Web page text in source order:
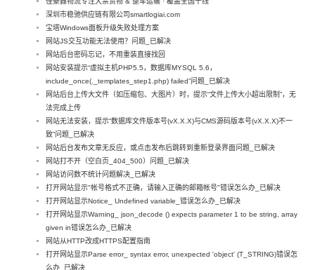
深圳市稳驰供应链有限公司smartlogiai.com
宝塔Windows面板升级失败处理方案
网站JS交互功能无法使用？问题_已解决
网站后台密码忘记，不用重装直接找回
网站安装提示“虚拟主机PHP5.5，数据库MYSQL 5.6，
include_once(._templates_step1.php) failed”问题_已解决
网站后台上传大文件（如压缩包、大图片）时，提示“文件上传大小超出限制”，无
法完成上传
网站无法安装，提示“数据库文件版本号(vX.X.X)与CMS源码版本号(vX.X.X)不一
致”问题_已解决
网站后台发布文章无反应，或点击发布后跳转到重新登录界面问题_已解决
网站打不开（空白页_404_500）问题_已解决
网站访问数不统计问题解决_已解决
打开网站显示"帐号格式不正确，请输入正确的邮箱帐号"错误怎么办_已解决
打开网站显示Notice_ Undefined variable_错误怎么办_已解决
打开网站显示Warning_ json_decode () expects parameter 1 to be string, array
given in错误怎么办_已解决
网站从HTTP改成HTTPS配置指南
打开网站显示Parse error_ syntax error, unexpected 'object' (T_STRING)错误怎
么办_已解决